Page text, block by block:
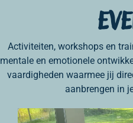
Activiteiten, workshops en
mentale en emotionele
vaardigheden waarmee jij
aanbrengen in